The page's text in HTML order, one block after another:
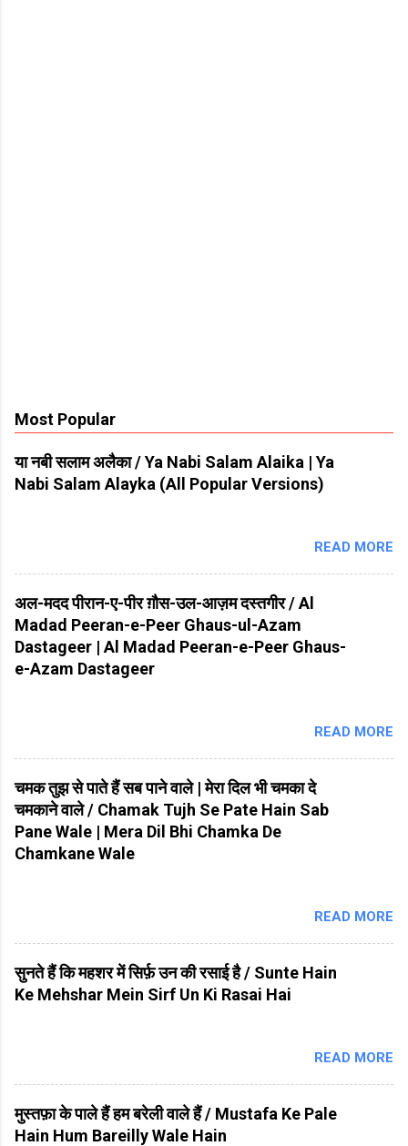
Most Popular
या नबी सलाम अलैका / Ya Nabi Salam Alaika | Ya
Nabi Salam Alayka (All Popular Versions)
READ MORE
अल-मदद पीरान-ए-पीर ग़ौस-उल-आज़म दस्तगीर / Al
Madad Peeran-e-Peer Ghaus-ul-Azam
Dastageer | Al Madad Peeran-e-Peer Ghaus-
e-Azam Dastageer
READ MORE
चमक तुझ से पाते हैं सब पाने वाले | मेरा दिल भी चमका दे
चमकाने वाले / Chamak Tujh Se Pate Hain Sab
Pane Wale | Mera Dil Bhi Chamka De
Chamkane Wale
READ MORE
सुनते हैं कि महशर में सिर्फ़ उन की रसाई है / Sunte Hain
Ke Mehshar Mein Sirf Un Ki Rasai Hai
READ MORE
मुस्तफ़ा के पाले हैं हम बरेली वाले हैं / Mustafa Ke Pale
Hain Hum Bareilly Wale Hain